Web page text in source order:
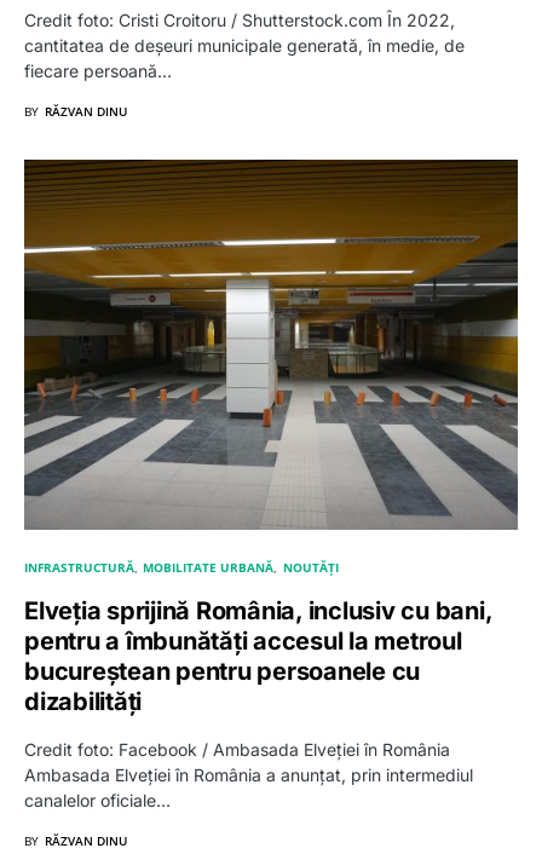
Credit foto: Cristi Croitoru / Shutterstock.com În 2022,
cantitatea de deșeuri municipale generată, în medie, de
fiecare persoană…
BY RĂZVAN DINU
INFRASTRUCTURĂ MOBILITATE URBANĂ NOUTĂȚI
Elveția sprijină România, inclusiv cu bani,
pentru a îmbunătăți accesul la metroul
bucureștean pentru persoanele cu
dizabilități
Credit foto: Facebook / Ambasada Elveției în România
Ambasada Elveției în România a anunțat, prin intermediul
canalelor oficiale…
BY RĂZVAN DINU